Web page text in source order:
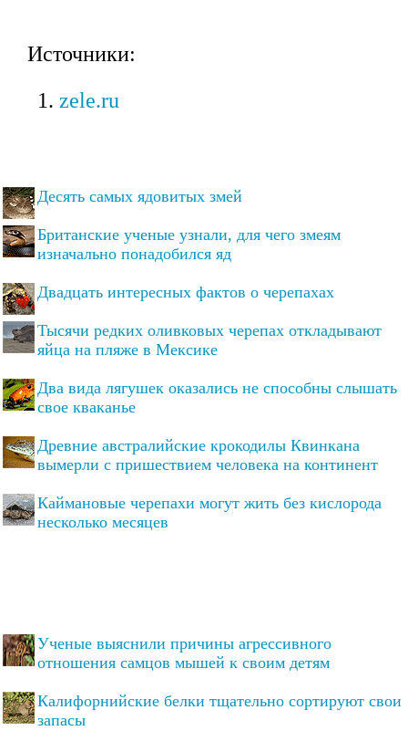
Источники:
zele.ru
Десять самых ядовитых змей
Британские ученые узнали, для чего змеям
изначально понадобился яд
Двадцать интересных фактов о черепахах
Тысячи редких оливковых черепах откладывают
яйца на пляже в Мексике
Два вида лягушек оказались не способны слышать
свое кваканье
Древние австралийские крокодилы Квинкана
вымерли с пришествием человека на континент
Каймановые черепахи могут жить без кислорода
несколько месяцев
Ученые выяснили причины агрессивного
отношения самцов мышей к своим детям
Калифорнийские белки тщательно сортируют свои
запасы